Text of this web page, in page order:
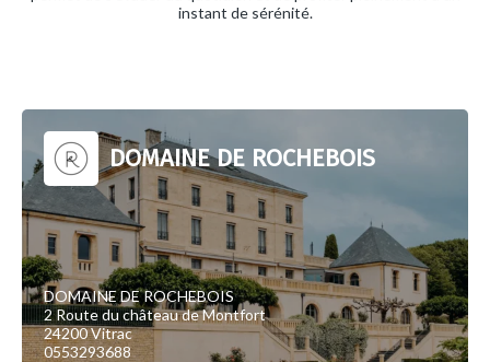
instant de sérénité.
DOMAINE DE ROCHEBOIS
DOMAINE DE ROCHEBOIS
2 Route du château de Montfort
24200 Vitrac
0553293688